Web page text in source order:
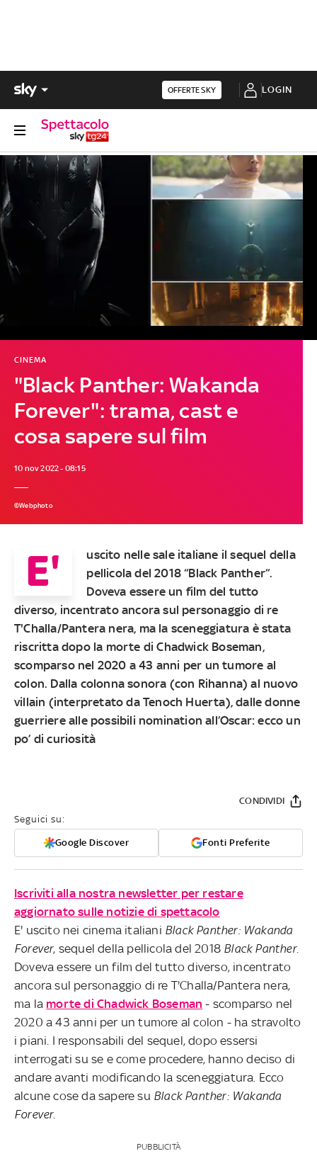
OFFERTE SKY LOGIN
"Black Panther: Wakanda
Forever": trama, cast e
cosa sapere sul film
CINEMA
10 nov 2022 - 08:15
©Webphoto
E'
uscito nelle sale italiane il sequel della
pellicola del 2018 “Black Panther”.
Doveva essere un film del tutto
diverso, incentrato ancora sul personaggio di re
T'Challa/Pantera nera, ma la sceneggiatura è stata
riscritta dopo la morte di Chadwick Boseman,
scomparso nel 2020 a 43 anni per un tumore al
colon. Dalla colonna sonora (con Rihanna) al nuovo
villain (interpretato da Tenoch Huerta), dalle donne
guerriere alle possibili nomination all’Oscar: ecco un
po’ di curiosità
Seguici su:
Google Discover Fonti Preferite
CONDIVIDI
Iscriviti alla nostra newsletter per restare
aggiornato sulle notizie di spettacolo
E' uscito nei cinema italiani Black Panther: Wakanda
Forever, sequel della pellicola del 2018 Black Panther.
Doveva essere un film del tutto diverso, incentrato
ancora sul personaggio di re T'Challa/Pantera nera,
ma la morte di Chadwick Boseman - scomparso nel
2020 a 43 anni per un tumore al colon - ha stravolto
i piani. I responsabili del sequel, dopo essersi
interrogati su se e come procedere, hanno deciso di
andare avanti modificando la sceneggiatura. Ecco
alcune cose da sapere su Black Panther: Wakanda
Forever.
PUBBLICITÀ